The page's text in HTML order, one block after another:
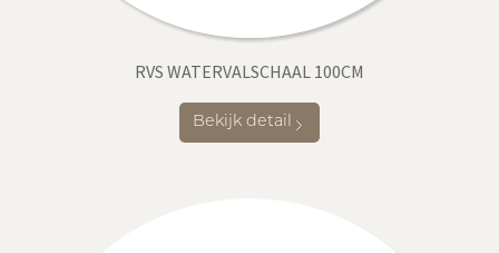
RVS WATERVALSCHAAL 100CM
Bekijk detail